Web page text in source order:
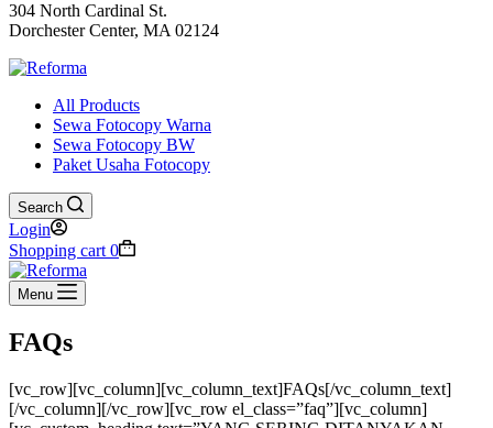
304 North Cardinal St.
Dorchester Center, MA 02124
All Products
Sewa Fotocopy Warna
Sewa Fotocopy BW
Paket Usaha Fotocopy
Search
Login
Shopping cart 0
Menu
FAQs
[vc_row][vc_column][vc_column_text]FAQs[/vc_column_text]
[/vc_column][/vc_row][vc_row el_class=”faq”][vc_column]